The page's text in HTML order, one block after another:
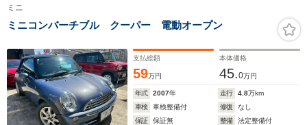
ミニ
ミニコンバーチブル クーパー 電動オープン
支払総額
59万円
本体価格
45.0万円
年式 2007年 走行 4.8万km
車検
車検整備付 修復
なし
保証
保証無 整備
法定整備付